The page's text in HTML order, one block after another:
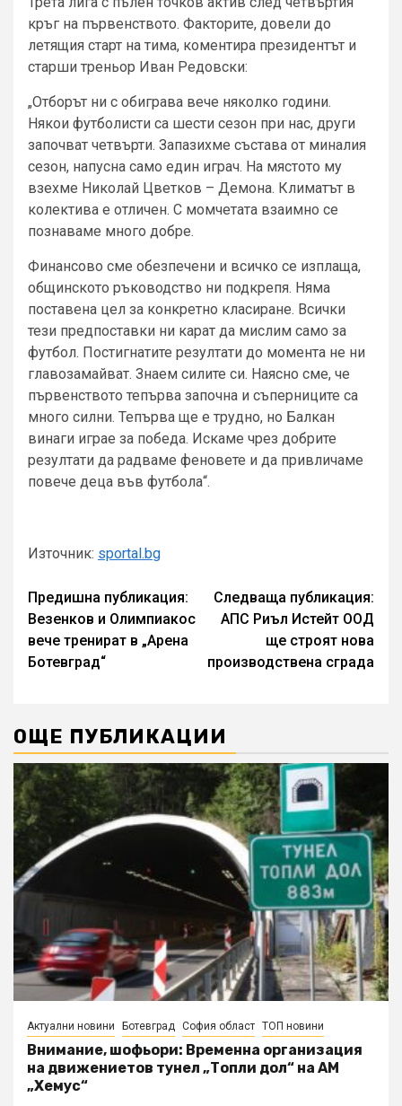
кръг на първенството. Факторите, довели до
летящия старт на тима, коментира президентът и
старши треньор Иван Редовски:
„Отборът ни с обиграва вече няколко години.
Някои футболисти са шести сезон при нас, други
започват четвърти. Запазихме състава от миналия
сезон, напусна само един играч. На мястото му
взехме Николай Цветков – Демона. Климатът в
колектива е отличен. С момчетата взаимно се
познаваме много добре.
Финансово сме обезпечени и всичко се изплаща,
общинското ръководство ни подкрепя. Няма
поставена цел за конкретно класиране. Всички
тези предпоставки ни карат да мислим само за
футбол. Постигнатите резултати до момента не ни
главозамайват. Знаем силите си. Наясно сме, че
първенството тепърва започна и съперниците са
много силни. Тепърва ще е трудно, но Балкан
винаги играе за победа. Искаме чрез добрите
резултати да радваме феновете и да привличаме
повече деца във футбола“.
Източник: sportal.bg
Continue
Reading
Предишна публикация:
Везенков и Олимпиакос
вече тренират в „Арена
Ботевград“
Следваща публикация:
АПС Риъл Истейт ООД
ще строят нова
производствена сграда
ОЩЕ ПУБЛИКАЦИИ
Актуални новини Ботевград София област ТОП новини
Внимание, шофьори: Временна организация
на движениетов тунел „Топли дол“ на АМ
„Хемус“